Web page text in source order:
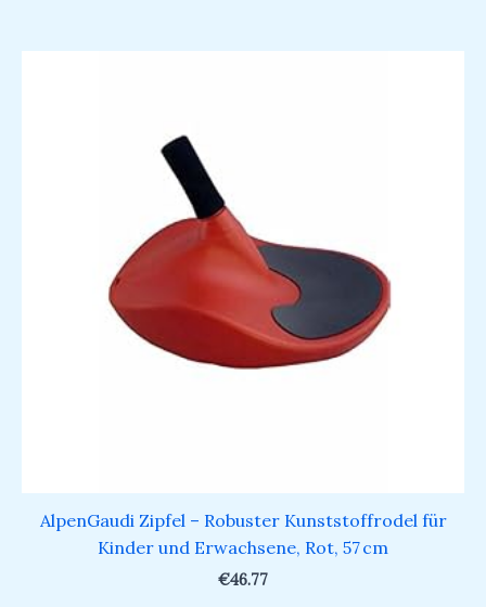
AlpenGaudi Zipfel – Robuster Kunststoffrodel für
Kinder und Erwachsene, Rot, 57 cm
€46.77